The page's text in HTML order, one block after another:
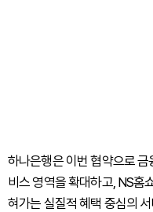
하나은행은 이번 협약으로
비스 영역을 확대하고, NS홈
혀가는 실질적 혜택 중심의